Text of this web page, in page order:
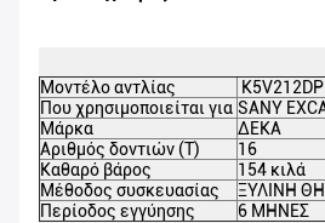
Μοντέλο αντλίας
Που χρησιμοποιείται για SANY
Μάρκα
ΔΕΚΑ
Αριθμός δοντιών (Τ)
16
Καθαρό βάρος
154 κιλά
Μέθοδος συσκευασίας
ΞΥΛΙΝΗ
Περίοδος εγγύησης
6 ΜΗΝΕΣ